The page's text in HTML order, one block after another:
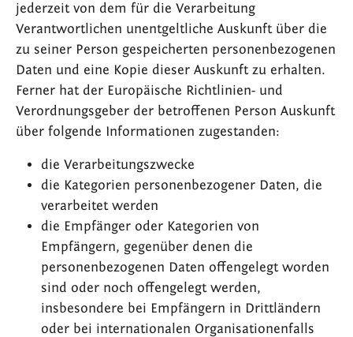
jederzeit von dem für die Verarbeitung
Verantwortlichen unentgeltliche Auskunft über die
zu seiner Person gespeicherten personenbezogenen
Daten und eine Kopie dieser Auskunft zu erhalten.
Ferner hat der Europäische Richtlinien- und
Verordnungsgeber der betroffenen Person Auskunft
über folgende Informationen zugestanden:
die Verarbeitungszwecke
die Kategorien personenbezogener Daten, die
verarbeitet werden
die Empfänger oder Kategorien von
Empfängern, gegenüber denen die
personenbezogenen Daten offengelegt worden
sind oder noch offengelegt werden,
insbesondere bei Empfängern in Drittländern
oder bei internationalen Organisationenfalls